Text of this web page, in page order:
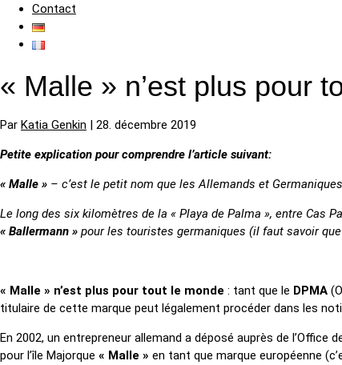
Contact
« Malle » n’est plus pour
Par Katia Genkin | 28. décembre 2019
Petite explication pour comprendre l’article suivant:
« Malle » – c’est le petit nom que les Allemands et
Le long des six kilomètres de la « Playa de Palma », entre Cas
« Ballermann » pour les touristes germaniques (il faut savoir
« Malle » n’est plus pour tout le monde : tant que le DPMA
titulaire de cette marque peut légalement procéder dans les
En 2002, un entrepreneur allemand a déposé auprès de l’Office
pour l’île Majorque « Malle » en tant que marque européenne